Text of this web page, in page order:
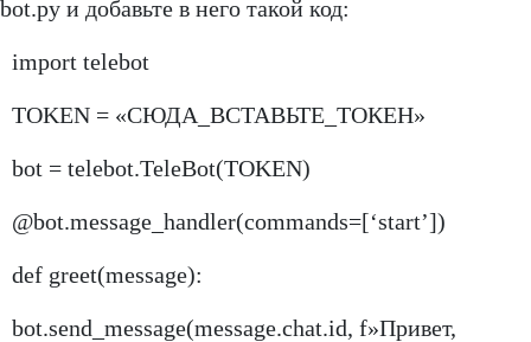
bot.py и добавьте в него такой код:
import telebot
TOKEN = «СЮДА_ВСТАВЬТЕ_ТОКЕН»
bot = telebot.TeleBot(TOKEN)
@bot.message_handler(commands=[‘start’])
def greet(message):
bot.send_message(message.chat.id, f»Привет,